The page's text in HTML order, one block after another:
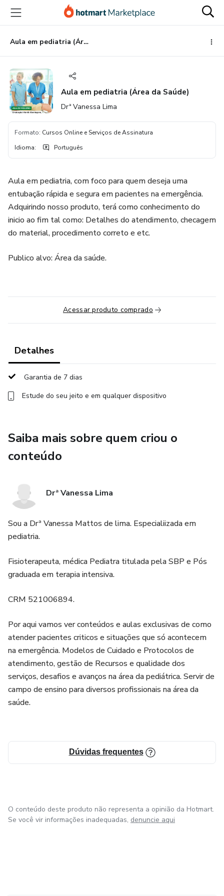
para
conteúdo
principal
para
pagamento
para
rodapé
Aula em pediatria (Área da Saúde)
Aula em pediatria (Área da Saúde)
Drª Vanessa Lima
Formato: Cursos Online e Serviços de Assinatura
Idioma: Português
Aula em pediatria, com foco para quem deseja uma
entubação rápida e segura em pacientes na emergência.
Adquirindo nosso produto, terá como conhecimento do
inicio ao fim tal como: Detalhes do atendimento, checagem
do material, procedimento correto e etc.
Publico alvo: Área da saúde.
Acessar produto comprado
Detalhes
Garantia de 7 dias
Estude do seu jeito e em qualquer dispositivo
Saiba mais sobre quem criou o
conteúdo
Drª Vanessa Lima
Sou a Drª Vanessa Mattos de lima. Especialiizada em
pediatria.
Fisioterapeuta, médica Pediatra titulada pela SBP e Pós
graduada em terapia intensiva.
CRM 521006894.
Por aqui vamos ver conteúdos e aulas exclusivas de como
atender pacientes criticos e situações que só acontecem
na emergência. Modelos de Cuidado e Protocolos de
atendimento, gestão de Recursos e qualidade dos
serviços, desafios e avanços na área da pediátrica. Servir de
campo de ensino para diversos profissionais na área da
saúde.
Dúvidas frequentes
O conteúdo deste produto não representa a opinião da Hotmart.
Se você vir informações inadequadas, denuncie aqui